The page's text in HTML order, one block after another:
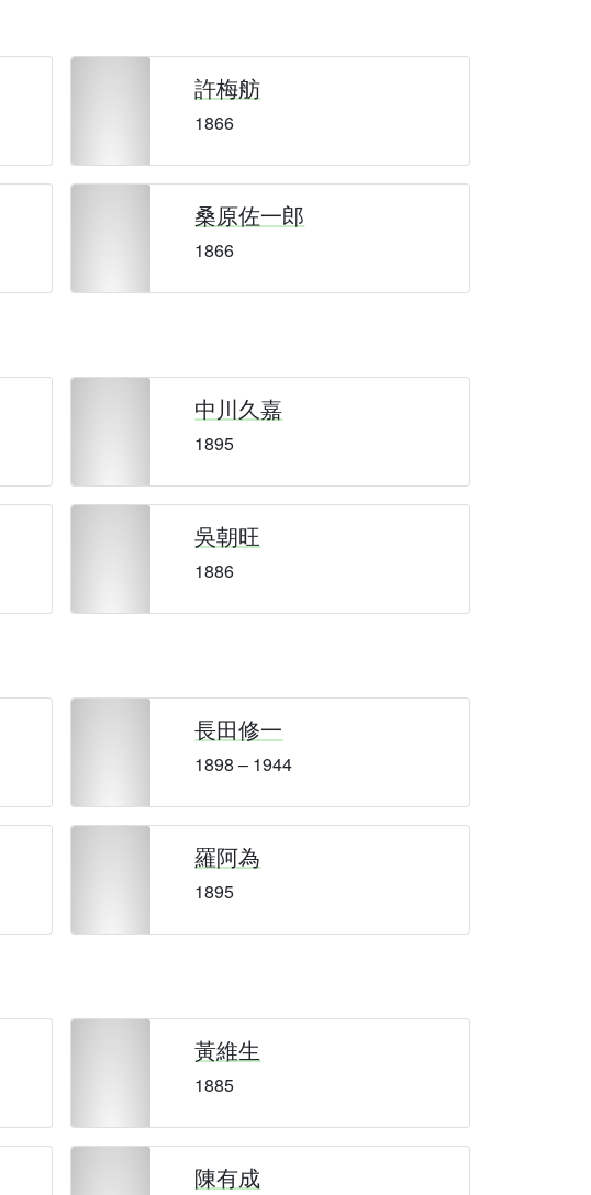
許梅舫
1866
桑原佐一郎
1866
中川久嘉
1895
吳朝旺
1886
長田修一
1898 – 1944
羅阿為
1895
黃維生
1885
陳有成